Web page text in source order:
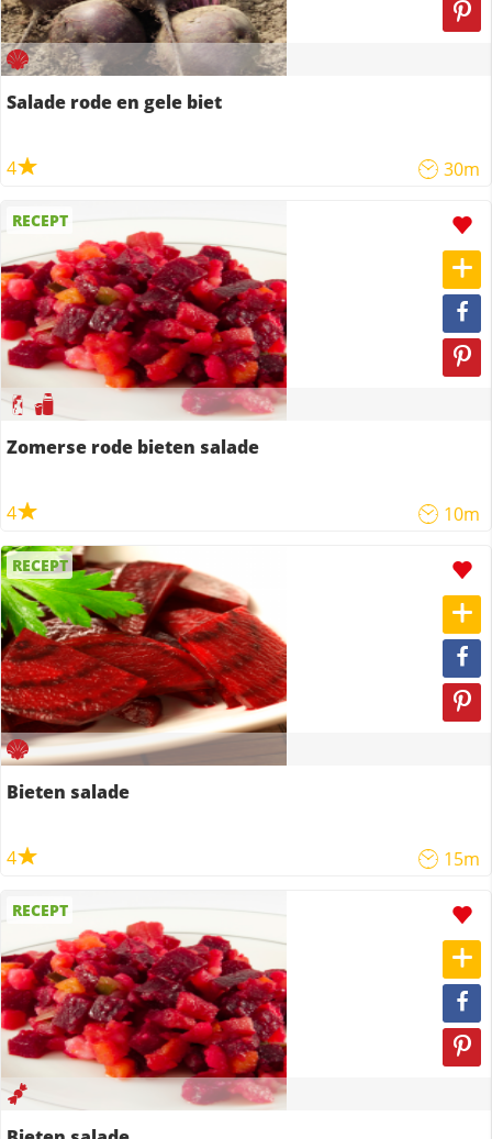
Salade rode en gele biet
4 30m
RECEPT
Zomerse rode bieten salade
4 10m
RECEPT
Bieten salade
4 15m
RECEPT